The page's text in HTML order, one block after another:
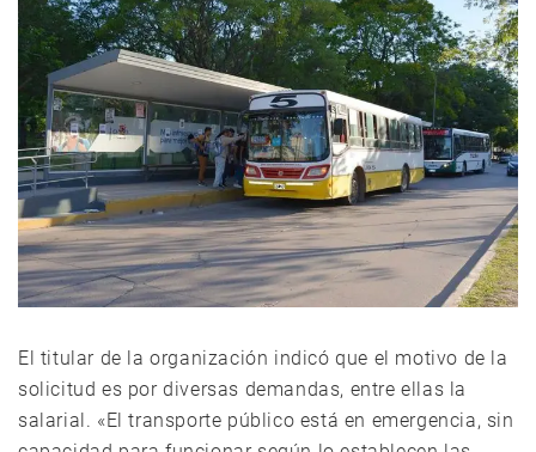
El titular de la organización indicó que el motivo de la
solicitud es por diversas demandas, entre ellas la
salarial. «El transporte público está en emergencia, sin